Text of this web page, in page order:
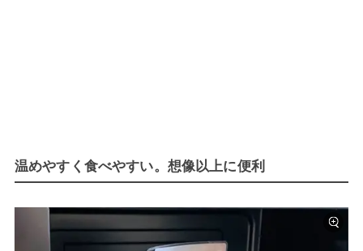
温めやすく食べやすい。想像以上に便利